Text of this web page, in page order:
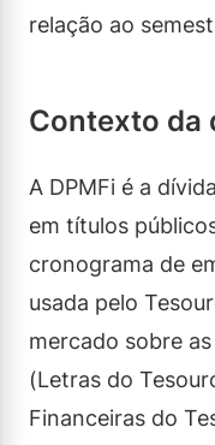
relação ao
Contexto da
A DPMFi é a
em títulos
cronograma de
usada pelo
mercado sobre
(Letras do
Financeiras do